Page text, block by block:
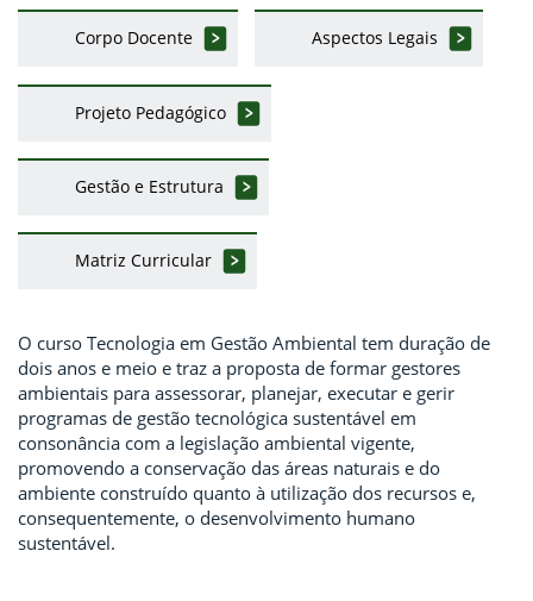
Corpo Docente Aspectos Legais
Projeto Pedagógico
Gestão e Estrutura
Matriz Curricular
O curso Tecnologia em Gestão Ambiental tem duração de
dois anos e meio e traz a proposta de formar gestores
ambientais para assessorar, planejar, executar e gerir
programas de gestão tecnológica sustentável em
consonância com a legislação ambiental vigente,
promovendo a conservação das áreas naturais e do
ambiente construído quanto à utilização dos recursos e,
consequentemente, o desenvolvimento humano
sustentável.